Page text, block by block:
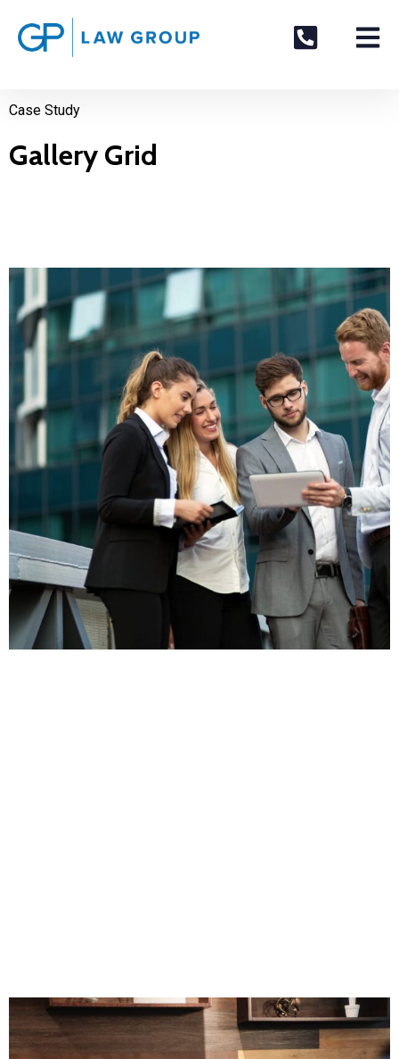
Case Study
Gallery Grid